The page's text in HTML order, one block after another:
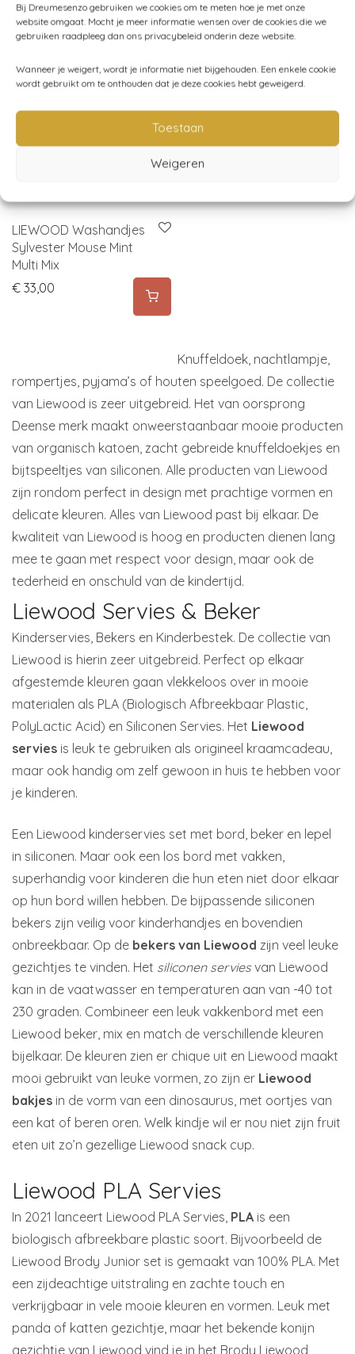
Bij Dreumesenzo gebruiken we cookies om te meten hoe je met onze
website omgaat. Mocht je meer informatie wensen over de cookies die we
gebruiken raadpleeg dan ons privacybeleid onderin deze website.
Wanneer je weigert, wordt je informatie niet bijgehouden. Een enkele cookie
wordt gebruikt om te onthouden dat je deze cookies hebt geweigerd.
Toestaan
Weigeren
€24,95
uitverkocht
LIEWOOD Washandjes
Sylvester Mouse Mint
Multi Mix
€ 33,00
Knuffeldoek, nachtlampje,
rompertjes, pyjama’s of houten speelgoed. De collectie
van Liewood is zeer uitgebreid. Het van oorsprong
Deense merk maakt onweerstaanbaar mooie producten
van organisch katoen, zacht gebreide knuffeldoekjes en
bijtspeeltjes van siliconen. Alle producten van Liewood
zijn rondom perfect in design met prachtige vormen en
delicate kleuren. Alles van Liewood past bij elkaar. De
kwaliteit van Liewood is hoog en producten dienen lang
mee te gaan met respect voor design, maar ook de
tederheid en onschuld van de kindertijd.
Liewood Servies & Beker
Kinderservies, Bekers en Kinderbestek. De collectie van
Liewood is hierin zeer uitgebreid. Perfect op elkaar
afgestemde kleuren gaan vlekkeloos over in mooie
materialen als PLA (Biologisch Afbreekbaar Plastic,
PolyLactic Acid) en Siliconen Servies. Het Liewood
servies is leuk te gebruiken als origineel kraamcadeau,
maar ook handig om zelf gewoon in huis te hebben voor
je kinderen.
Een Liewood kinderservies set met bord, beker en lepel
in siliconen. Maar ook een los bord met vakken,
superhandig voor kinderen die hun eten niet door elkaar
op hun bord willen hebben. De bijpassende siliconen
bekers zijn veilig voor kinderhandjes en bovendien
onbreekbaar. Op de bekers van Liewood zijn veel leuke
gezichtjes te vinden. Het siliconen servies van Liewood
kan in de vaatwasser en temperaturen aan van -40 tot
230 graden. Combineer een leuk vakkenbord met een
Liewood beker, mix en match de verschillende kleuren
bijelkaar. De kleuren zien er chique uit en Liewood maakt
mooi gebruikt van leuke vormen, zo zijn er Liewood
bakjes in de vorm van een dinosaurus, met oortjes van
een kat of beren oren. Welk kindje wil er nou niet zijn fruit
eten uit zo’n gezellige Liewood snack cup.
Liewood PLA Servies
In 2021 lanceert Liewood PLA Servies, PLA is een
biologisch afbreekbare plastic soort. Bijvoorbeeld de
Liewood Brody Junior set is gemaakt van 100% PLA. Met
een zijdeachtige uitstraling en zachte touch en
verkrijgbaar in vele mooie kleuren en vormen. Leuk met
panda of katten gezichtje, maar het bekende konijn
gezichtje van Liewood vind je in het Brody Liewood